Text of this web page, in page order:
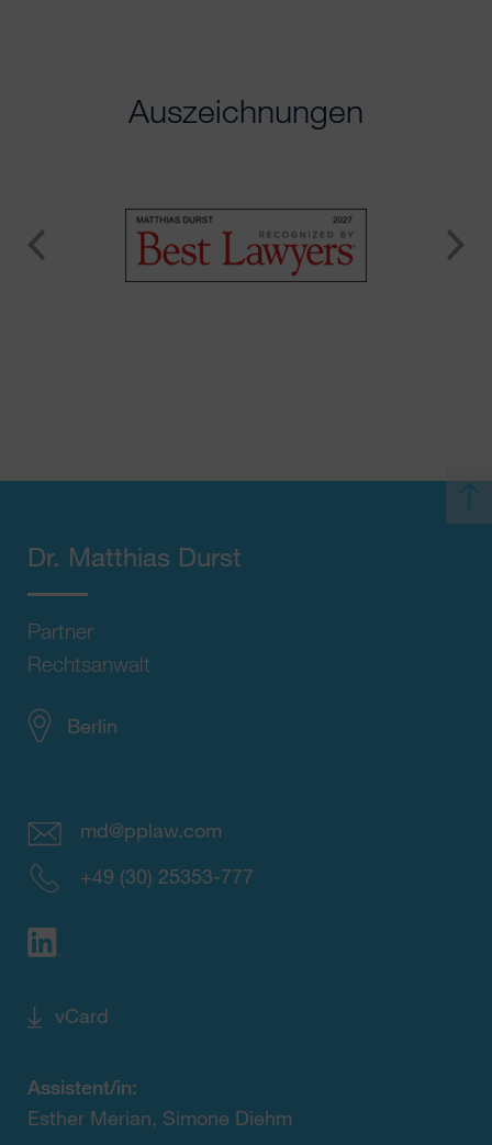
Auszeichnungen
Dr. Matthias Durst
Partner
Rechtsanwalt
Berlin
md@pplaw.com
+49 (30) 25353-777
vCard
Assistent/in:
Esther Merian, Simone Diehm